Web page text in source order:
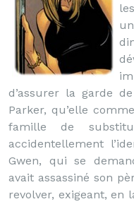
d’assurer la garde
Parker, qu’elle
famille de
accidentellement
Gwen, qui se
avait assassiné son
revolver, exigeant, en